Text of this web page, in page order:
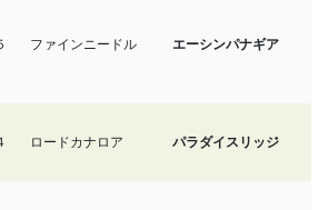
ファインニードル エーシンパナギア
ロードカナロア パラダイスリッジ